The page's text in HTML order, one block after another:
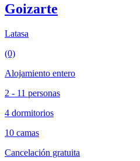
Goizarte
Latasa
(0)
Alojamiento entero
2 - 11 personas
4 dormitorios
10 camas
Cancelación gratuita